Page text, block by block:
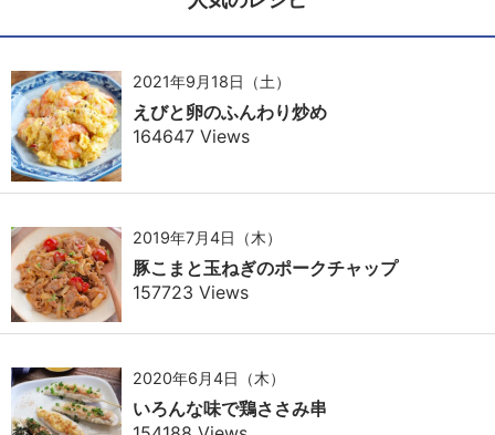
2021年9月18日（土）
えびと卵のふんわり炒め
164647 Views
2019年7月4日（木）
豚こまと玉ねぎのポークチャップ
157723 Views
2020年6月4日（木）
いろんな味で鶏ささみ串